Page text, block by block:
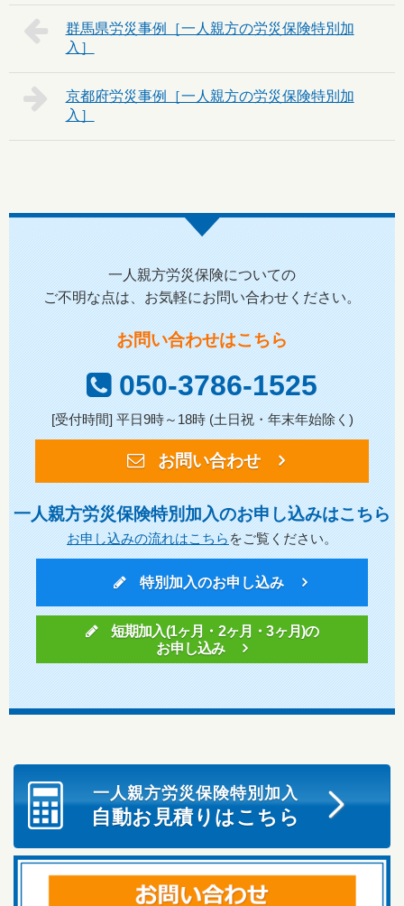
群馬県
京都府
一人親方労災保険についての
ご不明な点は、お気軽にお問い合わせください。
お問い合わせはこちら
050-3786-1525
[受付時間] 平日9時～18時 (土日祝・年末年始除く)
お問い合わせ
一人親方労災保険特別加入のお申し込みはこちら
お申し込みの流れはこちらをご覧ください。
特別加入のお申し込み
短期加入(1ヶ月・2ヶ月・3ヶ月)の
お申し込み
一人親方労災保険特別加入
自動お見積りはこちら